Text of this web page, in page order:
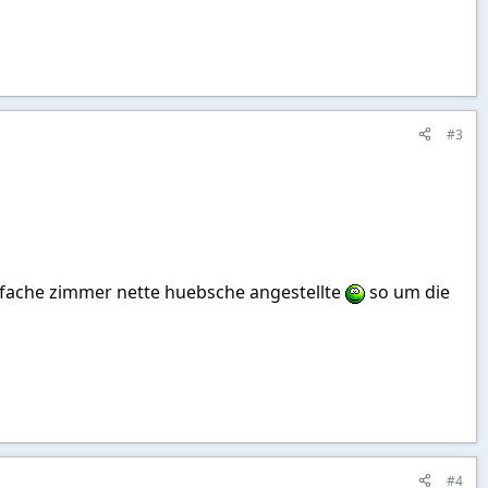
#3
zimmer nette huebsche angestellte so um die
#4